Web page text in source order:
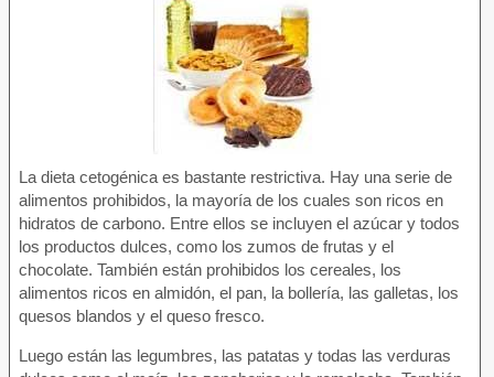
La dieta cetogénica es bastante restrictiva. Hay una serie de
alimentos prohibidos, la mayoría de los cuales son ricos en
hidratos de carbono. Entre ellos se incluyen el azúcar y todos
los productos dulces, como los zumos de frutas y el
chocolate. También están prohibidos los cereales, los
alimentos ricos en almidón, el pan, la bollería, las galletas, los
quesos blandos y el queso fresco.
Luego están las legumbres, las patatas y todas las verduras